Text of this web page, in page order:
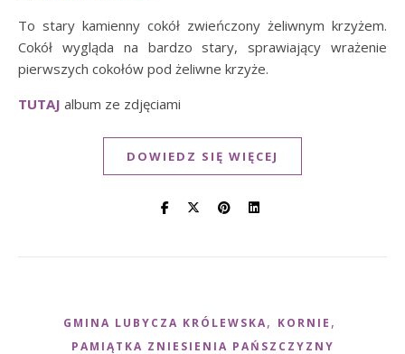
To stary kamienny cokół zwieńczony żeliwnym krzyżem.
Cokół wygląda na bardzo stary, sprawiający wrażenie
pierwszych cokołów pod żeliwne krzyże.
TUTAJ album ze zdjęciami
DOWIEDZ SIĘ WIĘCEJ
GMINA LUBYCZA KRÓLEWSKA, KORNIE ,
PAMIĄTKA ZNIESIENIA PAŃSZCZYZNY